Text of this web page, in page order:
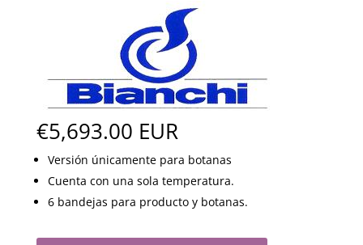
€5,693.00 EUR
Versión únicamente para botanas
Cuenta con una sola temperatura.
6 bandejas para producto y botanas.